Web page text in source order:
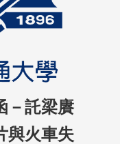
－託梁賡
與火車失